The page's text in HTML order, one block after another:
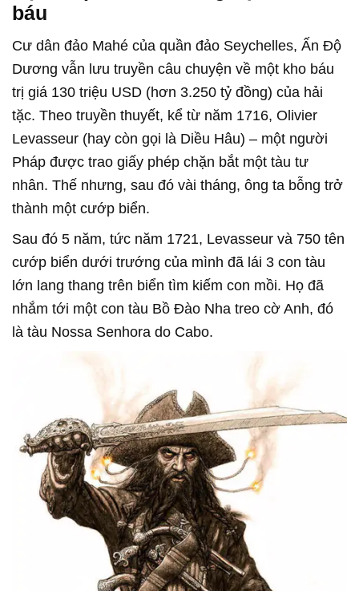
báu
Cư dân đảo Mahé của quần đảo Seychelles, Ấn Độ
Dương vẫn lưu truyền câu chuyện về một kho báu
trị giá 130 triệu USD (hơn 3.250 tỷ đồng) của hải
tặc. Theo truyền thuyết, kể từ năm 1716, Olivier
Levasseur (hay còn gọi là Diều Hâu) – một người
Pháp được trao giấy phép chặn bắt một tàu tư
nhân. Thế nhưng, sau đó vài tháng, ông ta bỗng trở
thành một cướp biển.
Sau đó 5 năm, tức năm 1721, Levasseur và 750 tên
cướp biển dưới trướng của mình đã lái 3 con tàu
lớn lang thang trên biển tìm kiếm con mồi. Họ đã
nhắm tới một con tàu Bồ Đào Nha treo cờ Anh, đó
là tàu Nossa Senhora do Cabo.